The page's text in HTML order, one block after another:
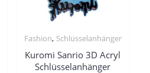
Fashion, Schlüsselanhänger
Kuromi Sanrio 3D Acryl
Schlüsselanhänger